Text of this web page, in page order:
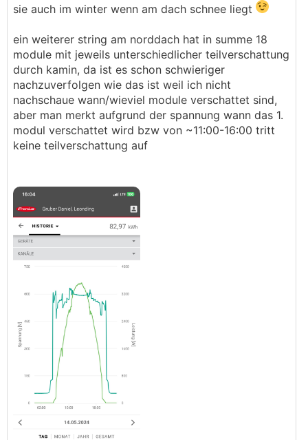
sie auch im winter wenn am dach schnee liegt
ein weiterer string am norddach hat in summe 18
module mit jeweils unterschiedlicher teilverschattung
durch kamin, da ist es schon schwieriger
nachzuverfolgen wie das ist weil ich nicht
nachschaue wann/wieviel module verschattet sind,
aber man merkt aufgrund der spannung wann das 1.
modul verschattet wird bzw von ~11:00-16:00 tritt
keine teilverschattung auf